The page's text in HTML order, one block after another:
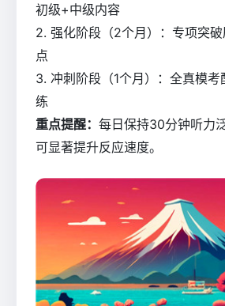
初级+中级内容
2. 强化阶段（2个月）：专项突
点
3. 冲刺阶段（1个月）：全真模考
练
重点提醒： 每日保持30分钟听力
可显著提升反应速度。